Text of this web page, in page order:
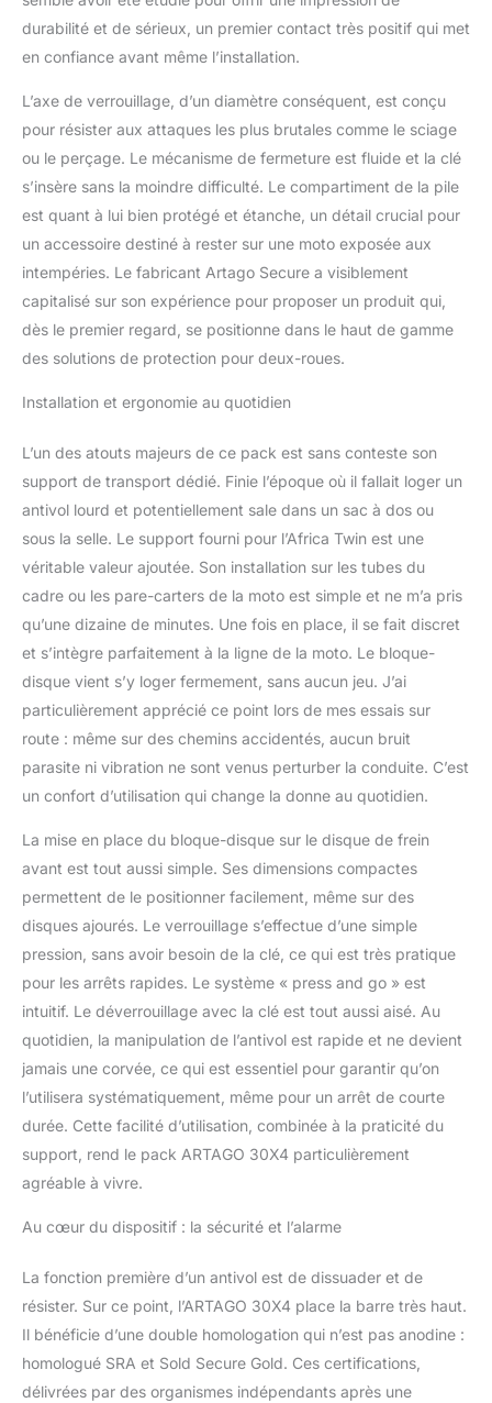
mécanique robuste.
TECHNOLOGY: La
la plus avancée et la plus
sûre avec le disque anti-
perçage exclusif de 5
mm, au design compact
et fonctionnel, s'adapte à
votre main. FABRIQUÉ
EN EUROPE: ARTAGO
SECURE est devenu le
plus grand spécialiste
des antivols haut de
l'une des clés a été son
plus avancées et
qui est toujours située à
Valence (Espagne) et pas
en Chine contrairement à
d'autres. Sa proximité
assure une assistance
professionnelle, avec des
produits fiables et de
qualité.
durabilité et de sérieux, un premier contact très positif qui met
en confiance avant même l’installation.
L’axe de verrouillage, d’un diamètre conséquent, est conçu
pour résister aux attaques les plus brutales comme le sciage
ou le perçage. Le mécanisme de fermeture est fluide et la clé
s’insère sans la moindre difficulté. Le compartiment de la pile
est quant à lui bien protégé et étanche, un détail crucial pour
un accessoire destiné à rester sur une moto exposée aux
intempéries. Le fabricant Artago Secure a visiblement
capitalisé sur son expérience pour proposer un produit qui,
dès le premier regard, se positionne dans le haut de gamme
des solutions de protection pour deux-roues.
Installation et ergonomie au quotidien
L’un des atouts majeurs de ce pack est sans conteste son
support de transport dédié. Finie l’époque où il fallait loger un
antivol lourd et potentiellement sale dans un sac à dos ou
sous la selle. Le support fourni pour l’Africa Twin est une
véritable valeur ajoutée. Son installation sur les tubes du
cadre ou les pare-carters de la moto est simple et ne m’a pris
qu’une dizaine de minutes. Une fois en place, il se fait discret
et s’intègre parfaitement à la ligne de la moto. Le bloque-
disque vient s’y loger fermement, sans aucun jeu. J’ai
particulièrement apprécié ce point lors de mes essais sur
route : même sur des chemins accidentés, aucun bruit
parasite ni vibration ne sont venus perturber la conduite. C’est
un confort d’utilisation qui change la donne au quotidien.
La mise en place du bloque-disque sur le disque de frein
avant est tout aussi simple. Ses dimensions compactes
permettent de le positionner facilement, même sur des
disques ajourés. Le verrouillage s’effectue d’une simple
pression, sans avoir besoin de la clé, ce qui est très pratique
pour les arrêts rapides. Le système « press and go » est
intuitif. Le déverrouillage avec la clé est tout aussi aisé. Au
quotidien, la manipulation de l’antivol est rapide et ne devient
jamais une corvée, ce qui est essentiel pour garantir qu’on
l’utilisera systématiquement, même pour un arrêt de courte
durée. Cette facilité d’utilisation, combinée à la praticité du
support, rend le pack ARTAGO 30X4 particulièrement
agréable à vivre.
Au cœur du dispositif : la sécurité et l’alarme
La fonction première d’un antivol est de dissuader et de
résister. Sur ce point, l’ARTAGO 30X4 place la barre très haut.
Il bénéficie d’une double homologation qui n’est pas anodine :
homologué SRA et Sold Secure Gold. Ces certifications,
délivrées par des organismes indépendants après une